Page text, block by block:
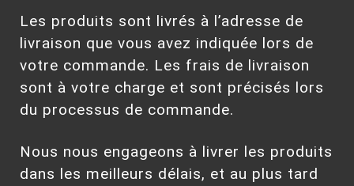
Les produits sont livrés à l’adresse de
livraison que vous avez indiquée lors de
votre commande. Les frais de livraison
sont à votre charge et sont précisés lors
du processus de commande.
Nous nous engageons à livrer les produits
dans les meilleurs délais, et au plus tard